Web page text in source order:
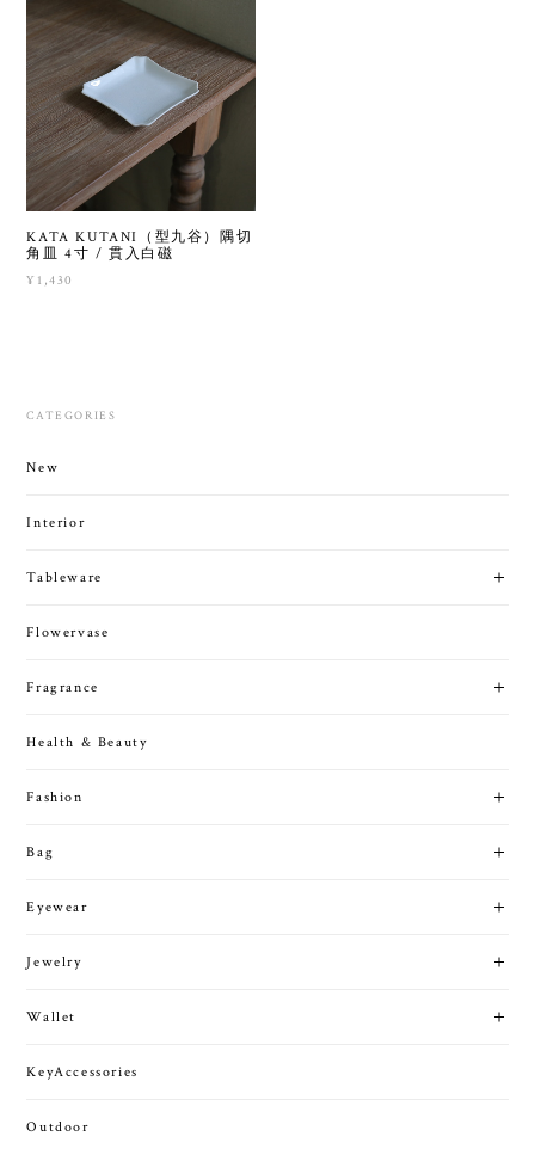
KATA KUTANI（型九谷）隅切
角皿 4寸 / 貫入白磁
¥1,430
CATEGORIES
New
Interior
Tableware
Flowervase
Fragrance
Health & Beauty
Fashion
Bag
Eyewear
Jewelry
Wallet
KeyAccessories
Outdoor